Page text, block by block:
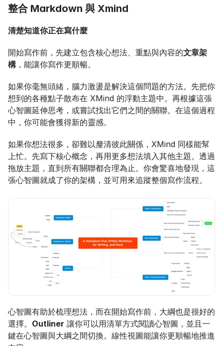
整合 Markdown 與 Xmind
清楚知道你正在寫什麼
開始寫作前，先建立包含核心想法、重點與內容的文章架
構 ，能讓你寫作更順暢。
如果你毫無頭緒，腦力激盪是解決這個問題的方法。先把你
想到的各種點子散布在 XMind 的浮動主題中。再根據這張
心智圖延伸思考，或嘗試找出它們之間的關聯。在這個過程
中，你可能會獲得新的靈感。
如果你想法很多，卻難以釐清彼此關係，XMind 同樣能幫
上忙。先寫下核心概念，再用更多想法填入其他主題。透過
拖放主題，直到所有關聯都合理為止。你會驚喜地發現，這
張心智圖就成了你的架構，並可用來追蹤整個寫作流程。
心智圖有助於梳理想法，而在開始寫作前，大綱也是很好的
選擇。 Outliner 讓你可以用清單方式閱讀心智圖，並且一
鍵在心智圖與大綱之間切換。線性視圖能讓你更順暢地推進